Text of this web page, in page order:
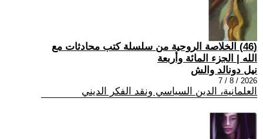
(46) الخلاصة الروحية من سلسلة كتب محادثات مع
الله | الجزء المائة وأربعة
نيل دونالد والش
2026 / 8 / 7
العلمانية، الدين السياسي ونقد الفكر الديني